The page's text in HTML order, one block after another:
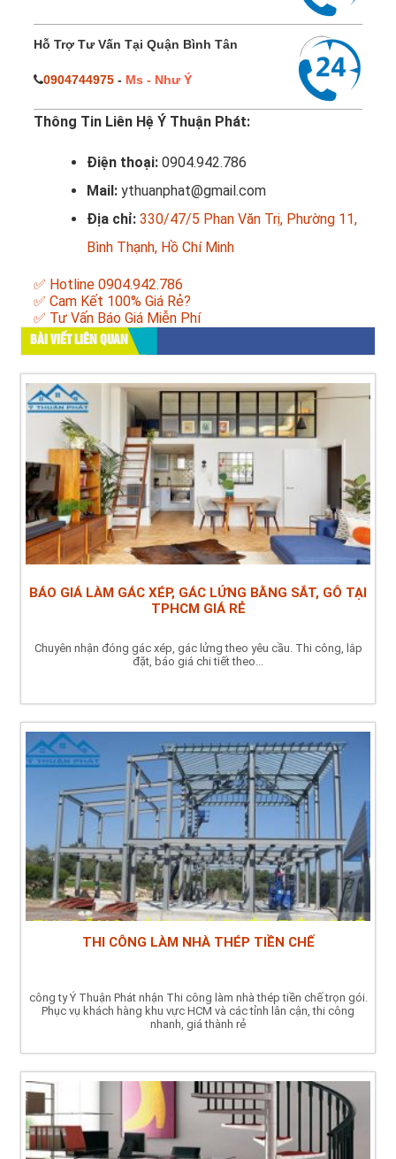
Hỗ Trợ Tư Vấn Tại Quận Bình Tân
0904744975 - Ms - Như Ý
Thông Tin Liên Hệ Ý Thuận Phát:
Điện thoại: 0904.942.786
Mail: ythuanphat@gmail.com
Địa chỉ: 330/47/5 Phan Văn Trị, Phường 11,
Bình Thạnh, Hồ Chí Minh
✅ Hotline 0904.942.786
✅ Cam Kết 100% Giá Rẻ?
✅ Tư Vấn Báo Giá Miễn Phí
BÀI VIẾT LIÊN QUAN
BÁO GIÁ LÀM GÁC XÉP, GÁC LỬNG BẰNG SẮT, GỖ TẠI
TPHCM GIÁ RẺ
Chuyên nhận đóng gác xép, gác lửng theo yêu cầu. Thi công, lắp
đặt, báo giá chi tiết theo...
THI CÔNG LÀM NHÀ THÉP TIỀN CHẾ
công ty Ý Thuận Phát nhận Thi công làm nhà thép tiền chế trọn gói.
Phục vụ khách hàng khu vực HCM và các tỉnh lân cận, thi công
nhanh, giá thành rẻ